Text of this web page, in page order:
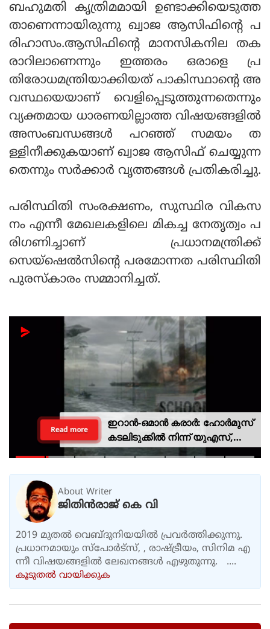
ബഹുമതി കൃത്രിമമായി ഉണ്ടാക്കിയെടുത്ത
താണെന്നായിരുന്നു ഖ്വാജ ആസിഫിന്റെ പ
രിഹാസം.ആസിഫിന്റെ മാനസികനില തക
രാറിലാണെന്നും ഇത്തരം ഒരാളെ പ്ര
തിരോധമന്ത്രിയാക്കിയത് പാകിസ്ഥാന്റെ അ
വസ്ഥയെയാണ് വെളിപ്പെടുത്തുന്നതെന്നും
വ്യക്തമായ ധാരണയില്ലാത്ത വിഷയങ്ങളില്‍
അസംബന്ധങ്ങള്‍ പറഞ്ഞ് സമയം ത
ള്ളിനീക്കുകയാണ് ഖ്വാജ ആസിഫ് ചെയ്യുന്ന
തെന്നും സര്‍ക്കാര്‍ വൃത്തങ്ങള്‍ പ്രതികരിച്ചു.
പരിസ്ഥിതി സംരക്ഷണം, സുസ്ഥിര വികസ
നം എന്നീ മേഖലകളിലെ മികച്ച നേതൃത്വം പ
രിഗണിച്ചാണ് പ്രധാനമന്ത്രിക്ക്
സെയ്‌ഷെല്‍സിന്റെ പരമോന്നത പരിസ്ഥിതി
പുരസ്‌കാരം സമ്മാനിച്ചത്.
ഇറാന്‍-ഒമാന്‍ കരാര്‍: ഹോര്‍മുസ്
കടലിടുക്കില്‍ നിന്ന് യുഎസ്,
ഇസ്രായേല്‍ കപ്പലുകളെ
Read more
About Writer
ജിതിൻരാജ് കെ വി
2019 മുതൽ വെബ്ദുനിയയിൽ പ്രവർത്തിക്കുന്നു.
പ്രധാനമായും സ്പോർട്സ്, , രാഷ്ട്രീയം, സിനിമ എ
ന്നീ വിഷയങ്ങളിൽ ലേഖനങ്ങൾ എഴുതുന്നു. ....
കൂടുതല്‍ വായിക്കുക